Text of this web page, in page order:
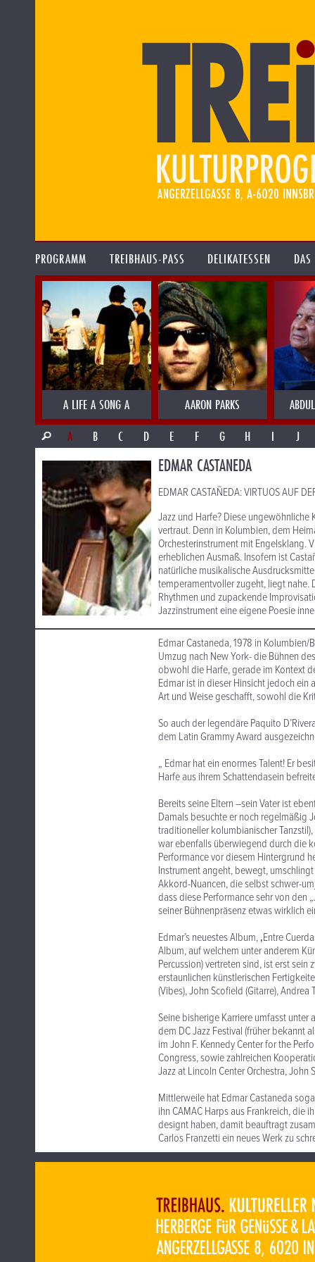
PROGRAMM TREIBHAUS-PASS DELIKATESSEN
A LIFE A SONG A AARON PARKS
A
B C D E F G H I J
EDMAR CASTANEDA
EDMAR CASTAÑEDA: VIRTUOS AUF
Jazz und Harfe? Diese
vertraut. Denn in Kolumbien, dem
Orchesterinstrument mit Engelsklang.
erheblichen Ausmaß. Insofern ist
natürliche musikalische
temperamentvoller zugeht, liegt nahe.
Rhythmen und zupackende
Jazzinstrument eine eigene Poesie
Edmar Castaneda, 1978 in
Umzug nach New York- die Bühnen
obwohl die Harfe, gerade im Kontext
Edmar ist in dieser Hinsicht jedoch
Art und Weise geschafft, sowohl die
So auch der legendäre Paquito
dem Latin Grammy Award
„ Edmar hat ein enormes Talent! Er
Harfe aus ihrem Schattendasein
Bereits seine Eltern –sein Vater ist
Damals besuchte er noch regelmäßig
traditioneller kolumbianischer
war ebenfalls überwiegend durch die
Performance vor diesem Hintergrund
Instrument angeht, bewegt,
Akkord-Nuancen, die selbst schwer-
dass diese Performance sehr von den
seiner Bühnenpräsenz etwas wirklich
Edmar’s neuestes Album, ‚Entre
Album, auf welchem unter anderem
Percussion) vertreten sind, ist erst
erstaunlichen künstlerischen
(Vibes), John Scofield (Gitarre), Andrea
Seine bisherige Karriere umfasst unter
dem DC Jazz Festival (früher bekannt
im John F. Kennedy Center for the
Congress, sowie zahlreichen
Jazz at Lincoln Center Orchestra, John
Mittlerweile hat Edmar Castaneda
ihn CAMAC Harps aus Frankreich, die
designt haben, damit beauftragt
Carlos Franzetti ein neues Werk zu